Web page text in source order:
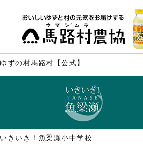
ゆずの村馬路村【公式】
いきいき！魚梁瀬小中学校